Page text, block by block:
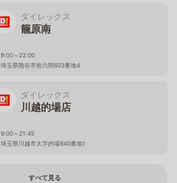
ダイレックス
籠原南
9:00～22:00
埼玉県熊谷市拾六間603番地4
ダイレックス
川越的場店
9:00～21:45
埼玉県川越市大字的場840番地1
すべて見る